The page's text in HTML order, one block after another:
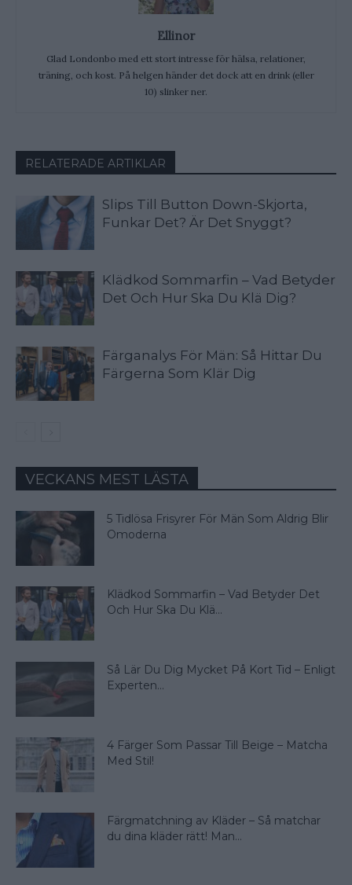
Ellinor
Glad Londonbo med ett stort intresse för hälsa, relationer,
träning, och kost. På helgen händer det dock att en drink (eller
10) slinker ner.
RELATERADE ARTIKLAR
Slips Till Button Down-Skjorta,
Funkar Det? Är Det Snyggt?
Klädkod Sommarfin – Vad Betyder
Det Och Hur Ska Du Klä Dig?
Färganalys För Män: Så Hittar Du
Färgerna Som Klär Dig
VECKANS MEST LÄSTA
5 Tidlösa Frisyrer För Män Som Aldrig Blir
Omoderna
Klädkod Sommarfin – Vad Betyder Det
Och Hur Ska Du Klä...
Så Lär Du Dig Mycket På Kort Tid – Enligt
Experten...
4 Färger Som Passar Till Beige – Matcha
Med Stil!
Färgmatchning av Kläder – Så matchar
du dina kläder rätt! Man...